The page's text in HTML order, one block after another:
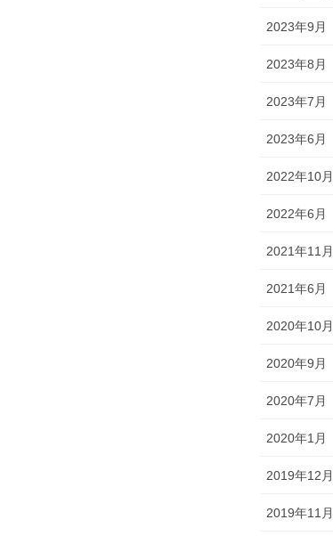
2023年9月
2023年8月
2023年7月
2023年6月
2022年10月
2022年6月
2021年11月
2021年6月
2020年10月
2020年9月
2020年7月
2020年1月
2019年12月
2019年11月